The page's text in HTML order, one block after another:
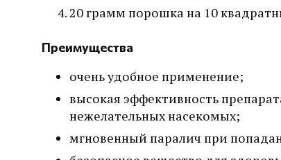
20 грамм порошка на 10
Преимущества
очень удобное применение;
высокая эффективность
нежелательных насекомых;
мгновенный паралич при